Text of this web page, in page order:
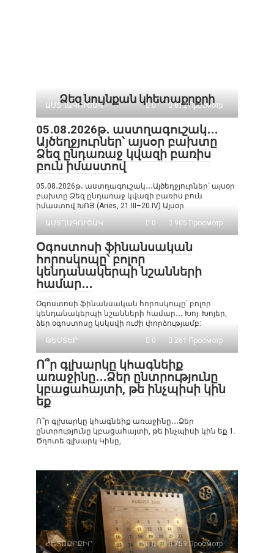
Ձեզ նույնքան կհետաքրքրի
ԱՍՏՂԱԳՈՒՇԱԿ 0 812 Просмотр
05․08․2026թ․ աստղագուշակ․․․
Այծեղջյուրներ՝ այսօր բախտը
Ձեզ ընդառաջ կվազի բառիս
բուն իմաստով
05․08․2026թ․ աստղագուշակ․․․Այծեղջյուրներ՝ այսօր
բախտը Ձեզ ընդառաջ կվազի բառիս բուն
իմաստով ԽՈՅ (Aries, 21.III–20.IV) Այսօր
ԱՍՏՂԱԳՈՒՇԱԿ
0 905 Просмотр
Օգոստոսի ֆինանսական
հորոսկոպը՝ բոլոր
կենդանակերպի նշանների
համար․․․
Օգոստոսի ֆինանսական հորոսկոպը՝ բոլոր
կենդանակերպի նշանների համար․․․ Խոյ. Խոյեր,
ձեր օգոստոսը կսկսվի ուժի փորձությամբ:
ԹԵՍՏԵՐ
0 261 Просмотр
Ո՞ր գլխարկը կհագնեիք
առաջինը․․․Ձեր ընտրությունը
կբացահայտի, թե ինչպիսի կին
եք
Ո՞ր գլխարկը կհագնեիք առաջինը․․․Ձեր
ընտրությունը կբացահայտի, թե ինչպիսի կին եք 1.
Ծղոտե գլխարկ Կինը,
ՀԵՏԱՔՐՔԻՐ 0 759 Просмотр